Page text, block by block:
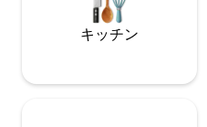
キッチン